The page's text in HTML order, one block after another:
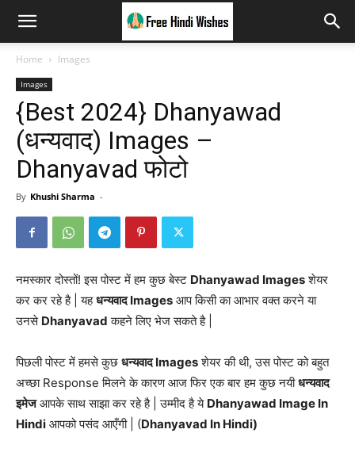
Home Images
Images
{Best 2024} Dhanyawad
(धन्यवाद) Images –
Dhanyavad फोटो
By Khushi Sharma -
नमस्कार दोस्तों! इस पोस्ट में हम कुछ बेस्ट Dhanyawad Imagesशेयर
कर कर रहे है | यहधन्यवाद Images आप किसी का आभार वक्त करने या
उनसे Dhanyavad कहने लिए भेज सकते है |
पिछली पोस्ट में हमसे कुछ धन्यवाद Imagesशेयर की थी, उस पोस्ट को बहुत
अच्छा Response मिलने के कारण आज फिर एक बार हम कुछ नयीधन्यवाद
इमेजआपके साथ साझा कर रहे है | उम्मीद है ये Dhanyawad Image In
Hindi आपको पसंद आएँगी | (Dhanyavad In Hindi)